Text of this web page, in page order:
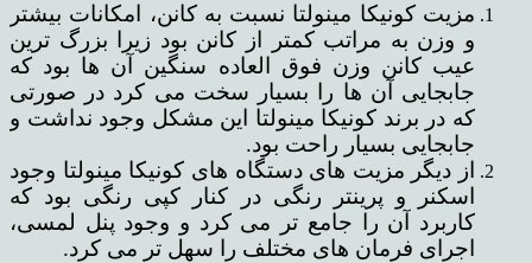
مزیت کونیکا مینولتا نسبت به کانن، امکانات بیشتر
و وزن به مراتب کمتر از کانن بود زیرا بزرگ ترین
عیب کانن وزن فوق العاده سنگین آن ها بود که
جابجایی آن ها را بسیار سخت می کرد در صورتی
که در برند کونیکا مینولتا این مشکل وجود نداشت و
جابجایی بسیار راحت بود.
از دیگر مزیت های دستگاه های کونیکا مینولتا وجود
اسکنر و پرینتر رنگی در کنار کپی رنگی بود که
کاربرد آن را جامع تر می کرد و وجود پنل لمسی،
اجرای فرمان های مختلف را سهل تر می کرد.